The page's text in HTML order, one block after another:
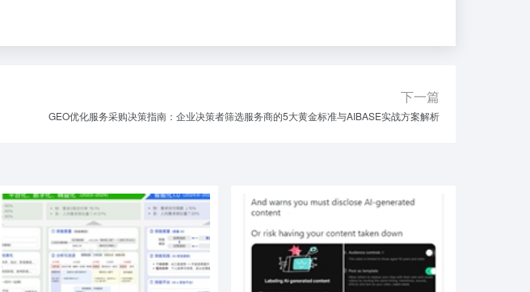
下一篇
GEO优化服务采购决策指南：企业决策者筛选服务商的5大黄金标准与AIBASE实战方案解析